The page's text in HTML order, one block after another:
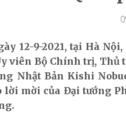
12-9-2021, tại Hà
viên Bộ Chính trị,
Nhật Bản Kishi
lời mời của Đại tướng